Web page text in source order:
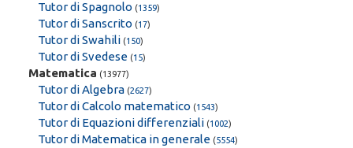
Tutor di Spagnolo (1359)
Tutor di Sanscrito (17)
Tutor di Swahili (150)
Tutor di Svedese (15)
Matematica (13977)
Tutor di Algebra (2627)
Tutor di Calcolo matematico (1543)
Tutor di Equazioni differenziali (1002)
Tutor di Matematica in generale (5554)